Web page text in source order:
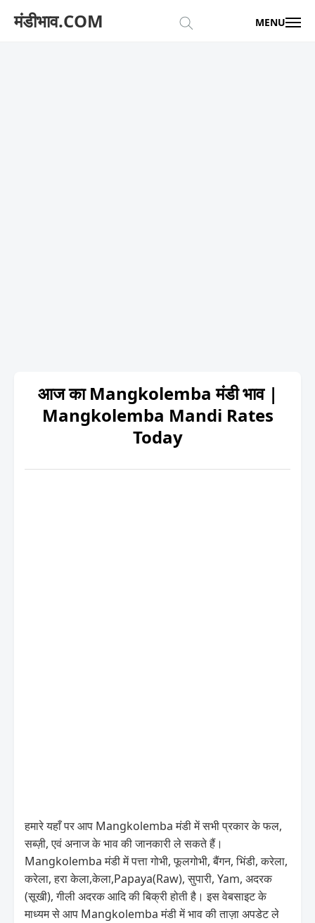
मंडीभाव.COM MENU
आज का Mangkolemba मंडी भाव |
Mangkolemba Mandi Rates
Today
हमारे यहाँ पर आप Mangkolemba मंडी में सभी प्रकार के फल,
सब्ज़ी, एवं अनाज के भाव की जानकारी ले सकते हैं।
Mangkolemba मंडी में पत्ता गोभी, फूलगोभी, बैंगन, भिंडी, करेला,
करेला, हरा केला,केला,Papaya(Raw), सुपारी, Yam, अदरक
(सूखी), गीली अदरक आदि की बिक्री होती है। इस वेबसाइट के
माध्यम से आप Mangkolemba मंडी में भाव की ताज़ा अपडेट ले